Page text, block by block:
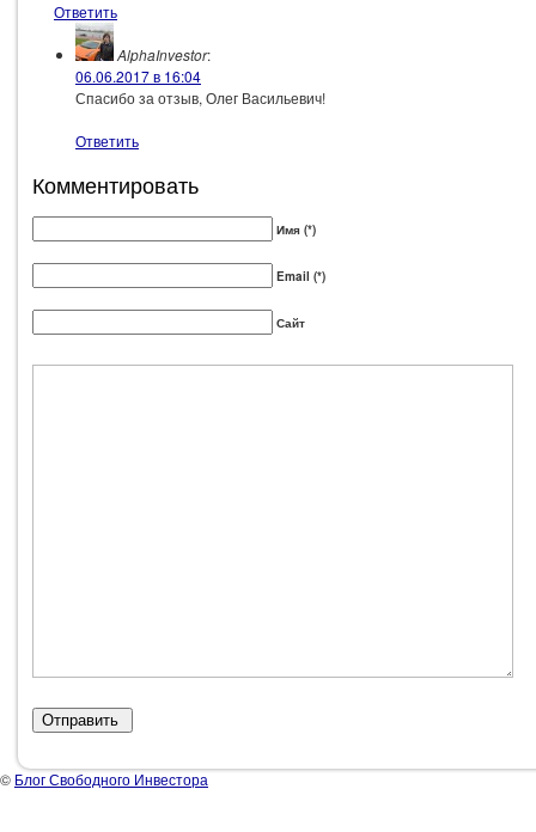
Ответить
AlphaInvestor:
06.06.2017 в 16:04
Спасибо за отзыв, Олег Васильевич!
Ответить
Комментировать
Имя (*)
Email (*)
Сайт
© Блог Свободного Инвестора